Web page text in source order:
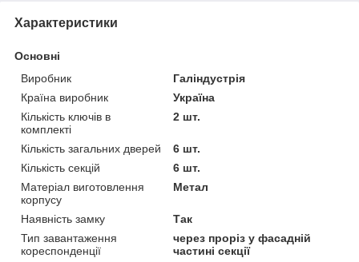
Характеристики
Основні
Виробник
Галіндустрія
Країна виробник
Україна
Кількість ключів в
комплекті
2 шт.
Кількість загальних дверей
6 шт.
Кількість секцій
6 шт.
Матеріал виготовлення
корпусу
Метал
Наявність замку
Так
Тип завантаження
кореспонденції
через проріз у фасадній
частині секції